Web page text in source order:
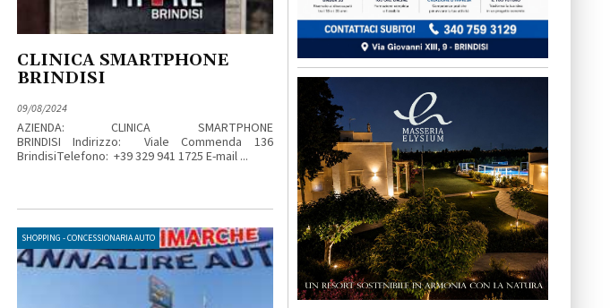
CLINICA SMARTPHONE
BRINDISI
09/08/2024
AZIENDA: CLINICA SMARTPHONE
BRINDISI Indirizzo: Viale Commenda 136
BrindisiTelefono: +39 329 941 1725 E-mail ...
SHOPPING - CONCESSIONARIA AUTO